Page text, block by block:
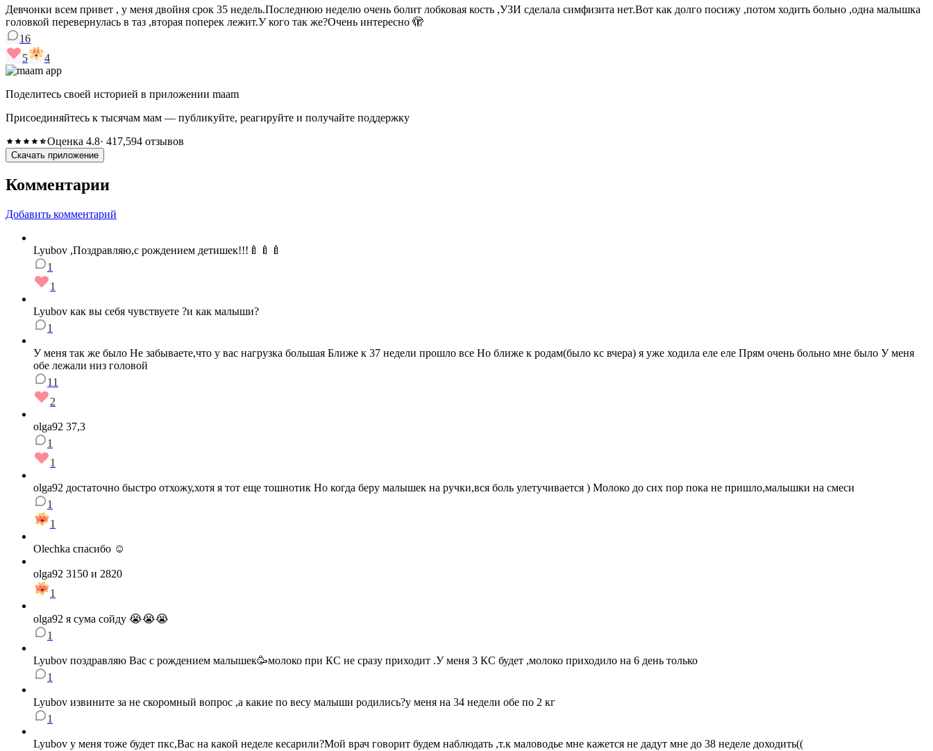
Девчонки всем привет , у меня двойня срок 35 недель.Последнюю неделю очень болит лобковая кость ,УЗИ сделала симфизита нет.Вот как долго посижу ,потом ходить больно ,одна малышка
головкой перевернулась в таз ,вторая поперек лежит.У кого так же?Очень интересно 🫣
16
5
4
Поделитесь своей историей в приложении maam
Присоединяйтесь к тысячам мам — публикуйте, реагируйте и получайте поддержку
Оценка 4.8· 417,594 отзывов
Скачать приложение
Комментарии
Добавить комментарий
Lyubov ,Поздравляю,с рождением детишек!!!🍼🍼🍼
1
1
Lyubov как вы себя чувствуете ?и как малыши?
1
У меня так же было Не забываете,что у вас нагрузка большая Ближе к 37 недели прошло все Но ближе к родам(было кс вчера) я уже ходила еле еле Прям очень больно мне было У меня
обе лежали низ головой
11
2
olga92 37,3
1
1
olga92 достаточно быстро отхожу,хотя я тот еще тошнотик Но когда беру малышек на ручки,вся боль улетучивается ) Молоко до сих пор пока не пришло,малышки на смеси
1
1
Olechka спасибо ☺️
olga92 3150 и 2820
1
olga92 я сума сойду 😭😭😭
1
Lyubov поздравляю Вас с рождением малышек🥳молоко при КС не сразу приходит .У меня 3 КС будет ,молоко приходило на 6 день только
1
Lyubov извините за не скоромный вопрос ,а какие по весу малыши родились?у меня на 34 недели обе по 2 кг
1
Lyubov у меня тоже будет пкс,Вас на какой неделе кесарили?Мой врач говорит будем наблюдать ,т.к маловодье мне кажется не дадут мне до 38 неделе доходить((